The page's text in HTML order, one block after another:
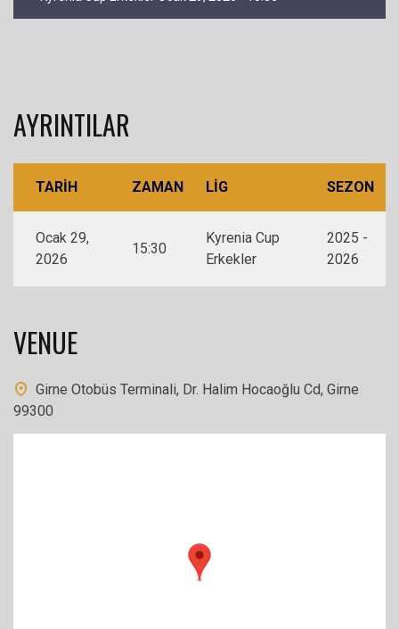
AYRINTILAR
TARIH ZAMAN LIG SEZON
Ocak 29,
2026
15:30
Kyrenia Cup
Erkekler
2025 -
2026
VENUE
Girne Otobüs Terminali, Dr. Halim Hocaoğlu Cd, Girne
99300